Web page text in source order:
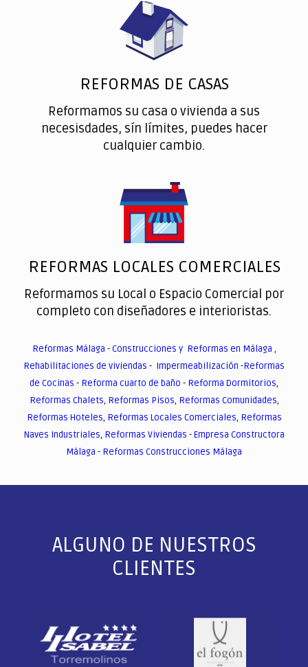
REFORMAS DE CASAS
Reformamos su casa o vivienda a sus
necesisdades, sín límites, puedes hacer
cualquier cambio.
REFORMAS LOCALES COMERCIALES
Reformamos su Local o Espacio Comercial por
completo con diseñadores e interioristas.
Reformas Málaga -Construcciones y Reformas en Málaga ,
Rehabilitaciones de viviendas - Impermeabilización -Reformas
de Cocinas - Reforma cuarto de baño - Reforma Dormitorios,
Reformas Chalets, Reformas Pisos, Reformas Comunidades,
Reformas Hoteles, Reformas Locales Comerciales, Reformas
Naves Industriales, Reformas Viviendas -Empresa Constructora
Málaga - Reformas Construcciones Málaga
ALGUNO DE NUESTROS
CLIENTES